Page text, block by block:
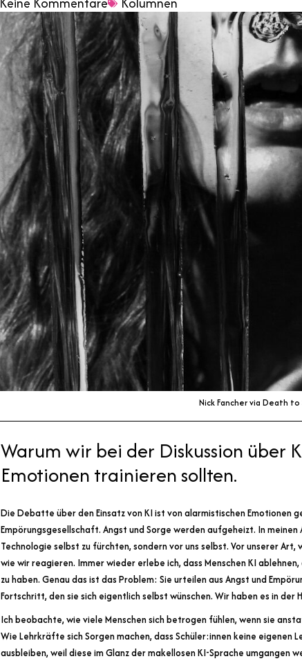
Nick Fancher via Death
Warum wir bei der Diskussion über
Emotionen trainieren sollten.
Die Debatte über den Einsatz von KI ist von alarmistischen Emotionen
Empörungsgesellschaft. Angst und Sorge werden aufgeheizt. In
Technologie selbst zu fürchten, sondern vor uns selbst. Vor unserer
wie wir reagieren. Immer wieder erlebe ich, dass Menschen KI
zu haben. Genau das ist das Problem: Sie urteilen aus Angst und
Fortschritt, den sie sich eigentlich selbst wünschen. Wir haben es in der
Ich beobachte, wie viele Menschen sich betrogen fühlen, wenn sie
Wie Lehrkräfte sich Sorgen machen, dass Schüler:innen keine eigenen
ausbleiben, weil diese im Glanz der makellosen KI-Sprache umgangen